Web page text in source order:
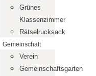
Grünes
Klassenzimmer
Rätselrucksack
Gemeinschaft
Verein
Gemeinschaftsgarten